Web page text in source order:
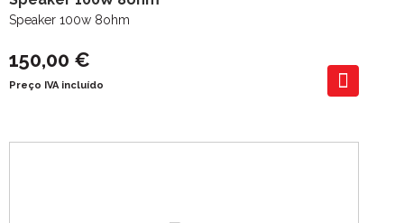
Speaker 100w 8ohm
150,00 €
Preço IVA incluído